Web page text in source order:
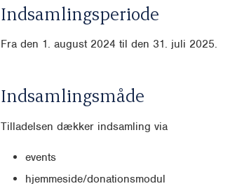
Indsamlingsperiode
Fra den 1. august 2024 til den 31. juli 2025.
Indsamlingsmåde
Tilladelsen dækker indsamling via
events
hjemmeside/donationsmodul